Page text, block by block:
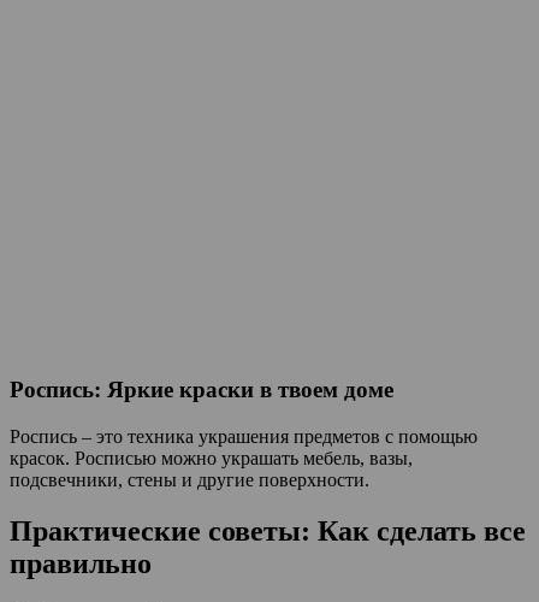
Роспись: Яркие краски в твоем доме
Роспись – это техника украшения предметов с помощью
красок. Росписью можно украшать мебель, вазы,
подсвечники, стены и другие поверхности.
Практические советы: Как сделать все
правильно